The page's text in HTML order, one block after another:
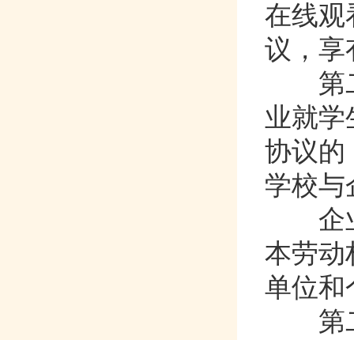
在线观
议
第
业就学
协议的
学校与
企业
本劳动
单位和
第